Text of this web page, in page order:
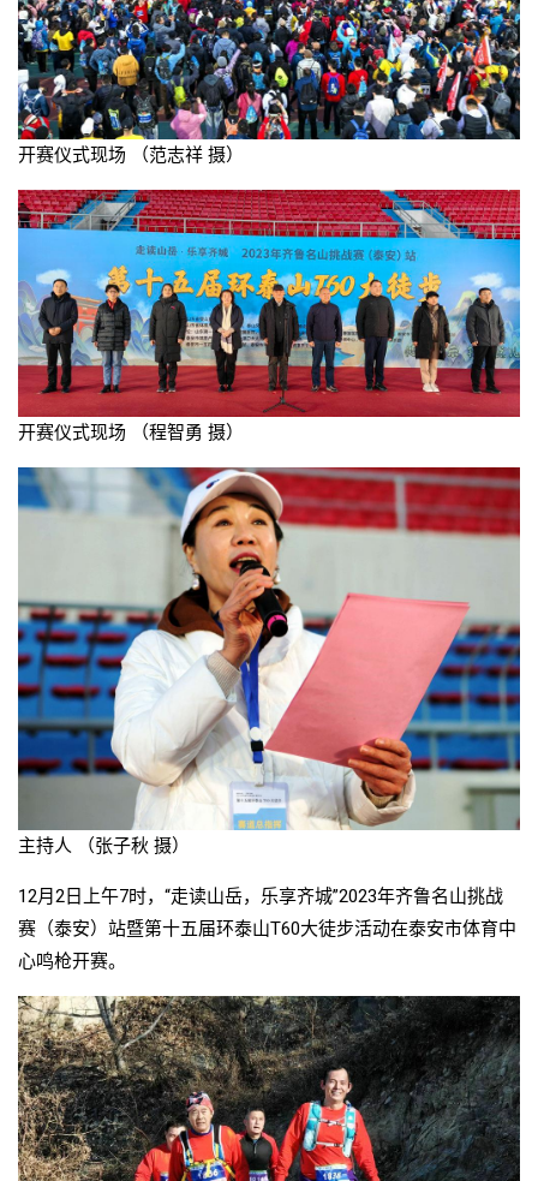
开赛仪式现场 （范志祥 摄）
开赛仪式现场 （程智勇 摄）
主持人 （张子秋 摄）
12月2日上午7时，“走读山岳，乐享齐城”2023年齐鲁名山挑战
赛（泰安）站暨第十五届环泰山T60大徒步活动在泰安市体育中
心鸣枪开赛。